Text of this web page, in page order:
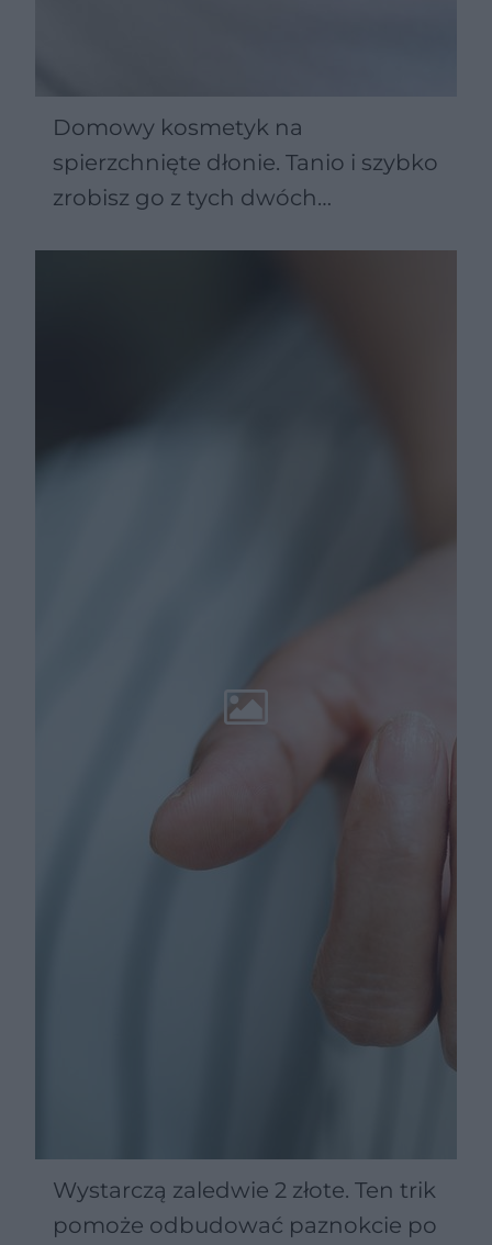
Domowy kosmetyk na
spierzchnięte dłonie. Tanio i szybko
zrobisz go z tych dwóch
Wystarczą zaledwie 2 złote. Ten trik
pomoże odbudować paznokcie po